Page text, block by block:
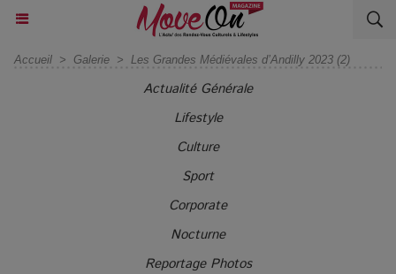
Accueil > Galerie > Les Grandes Médiévales d’Andilly 2023 (2)
Actualité Générale
Lifestyle
Culture
Sport
Corporate
Nocturne
Reportage Photos